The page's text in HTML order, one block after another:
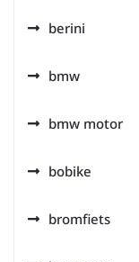
berini
bmw
bmw motor
bobike
bromfiets